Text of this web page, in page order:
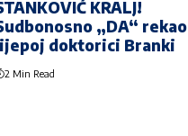
KRALJ!
„DA“ rekao
doktorici Branki
2 Min Read